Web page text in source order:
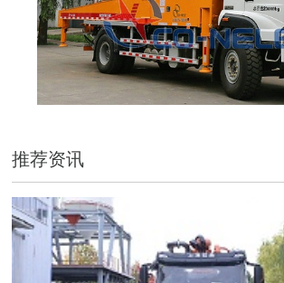
推荐资讯